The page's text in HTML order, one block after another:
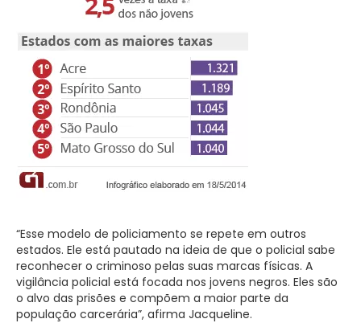
“Esse modelo de policiamento se repete em outros
estados. Ele está pautado na ideia de que o policial sabe
reconhecer o criminoso pelas suas marcas físicas. A
vigilância policial está focada nos jovens negros. Eles são
o alvo das prisões e compõem a maior parte da
população carcerária”, afirma Jacqueline.